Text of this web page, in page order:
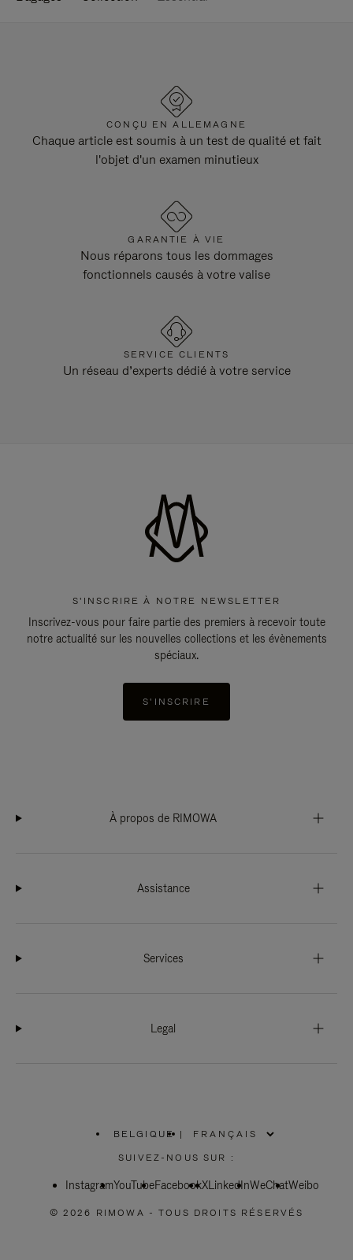
CONÇU EN ALLEMAGNE
Chaque article est soumis à un test de qualité et fait
l'objet d'un examen minutieux
GARANTIE À VIE
Nous réparons tous les dommages
fonctionnels causés à votre valise
SERVICE CLIENTS
Un réseau d’experts dédié à votre service
S'INSCRIRE À NOTRE NEWSLETTER
Inscrivez-vous pour faire partie des premiers à recevoir toute
notre actualité sur les nouvelles collections et les évènements
spéciaux.
S'INSCRIRE
À propos de RIMOWA
Assistance
Services
Legal
BELGIQUE
SÉLECTIONNEZ
VOTRE
|
SUIVEZ-NOUS SUR :
InstagramYouTubeFacebookXLinkedInWeChatWeibo
© 2026 RIMOWA - TOUS DROITS RÉSERVÉS